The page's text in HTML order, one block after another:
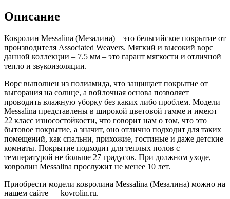
Описание
Ковролин Messalina (Мезалина) – это бельгийское покрытие от
производителя Associated Weavers. Мягкий и высокий ворс
данной коллекции – 7.5 мм – это гарант мягкости и отличной
тепло и звукоизоляции.
Ворс выполнен из полиамида, что защищает покрытие от
выгорания на солнце, а войлочная основа позволяет
проводить влажную уборку без каких либо проблем. Модели
Messalina представлены в широкой цветовой гамме и имеют
22 класс износостойкости, что говорит нам о том, что это
бытовое покрытие, а значит, оно отлично подходит для таких
помещений, как спальни, прихожие, гостиные и даже детские
комнаты. Покрытие подходит для теплых полов с
температурой не больше 27 градусов. При должном уходе,
ковролин Messalina прослужит не менее 10 лет.
Приобрести модели ковролина Messalina (Мезалина) можно на
нашем сайте — kovrolin.ru.